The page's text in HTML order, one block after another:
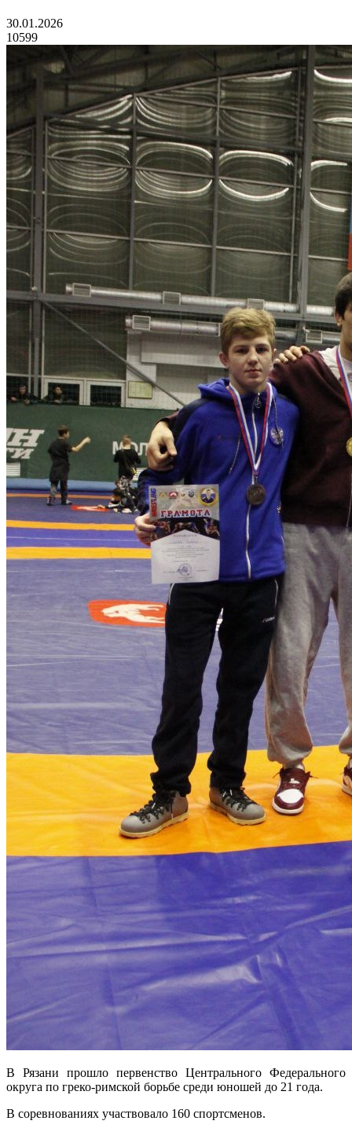
30.01.2026
10599
В Рязани прошло первенство Центрального Федерального
округа по греко-римской борьбе среди юношей до 21 года.
В соревнованиях участвовало 160 спортсменов.